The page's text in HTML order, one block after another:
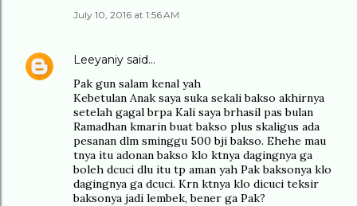
July 10, 2016 at 1:56 AM
Leeyaniy said…
Pak gun salam kenal yah
Kebetulan Anak saya suka sekali bakso akhirnya
setelah gagal brpa Kali saya brhasil pas bulan
Ramadhan kmarin buat bakso plus skaligus ada
pesanan dlm sminggu 500 bji bakso. Ehehe mau
tnya itu adonan bakso klo ktnya dagingnya ga
boleh dcuci dlu itu tp aman yah Pak baksonya klo
dagingnya ga dcuci. Krn ktnya klo dicuci teksir
baksonya jadi lembek, bener ga Pak?